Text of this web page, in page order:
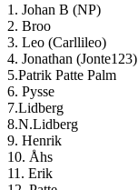
1. Johan B (NP)
2. Broo
3. Leo (Carllileo)
4. Jonathan (Jonte123)
5.Patrik Patte Palm
6. Pysse
7.Lidberg
8.N.Lidberg
9. Henrik
10. Åhs
11. Erik